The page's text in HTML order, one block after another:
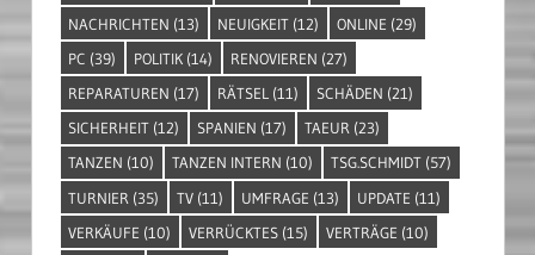
NACHRICHTEN (13) NEUIGKEIT (12) ONLINE (29)
PC (39) POLITIK (14) RENOVIEREN (27)
REPARATUREN (17) RÄTSEL (11) SCHÄDEN (21)
SICHERHEIT (12) SPANIEN (17) TAEUR (23)
TANZEN (10) TANZEN INTERN (10) TSG.SCHMIDT (57)
TURNIER (35) TV (11) UMFRAGE (13) UPDATE (11)
VERKÄUFE (10) VERRÜCKTES (15) VERTRÄGE (10)